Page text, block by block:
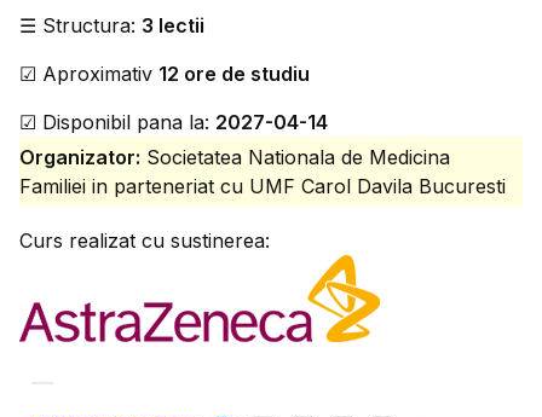
☰ Structura: 3 lectii
☑ Aproximativ 12 ore de studiu
☑ Disponibil pana la: 2027-04-14
Organizator: Societatea Nationala de Medicina
Familiei in parteneriat cu UMF Carol Davila Bucuresti
Curs realizat cu sustinerea: